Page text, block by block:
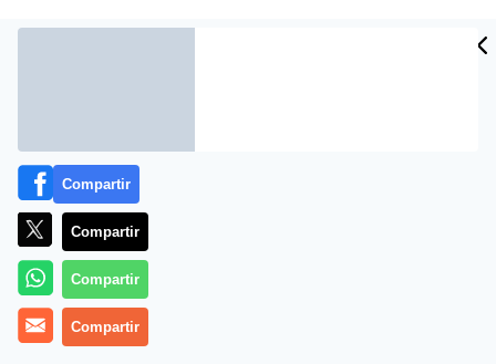
Según el equipo de científicos de la
Compartir
Compartir
Compartir
Compartir